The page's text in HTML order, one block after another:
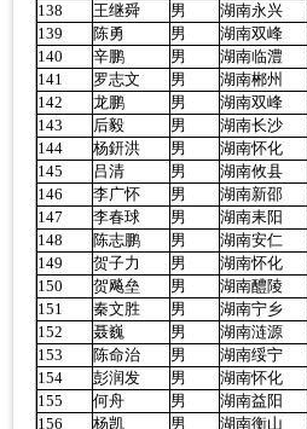
138
王继舜 男 湖南永兴
139
陈勇 男 湖南双峰
140
辛鹏 男 湖南临澧
141
罗志文 男 湖南郴州
142
龙鹏 男 湖南双峰
143
后毅 男 湖南长沙
144
杨鈃洪 男 湖南怀化
145
吕清 男 湖南攸县
146
李广怀 男 湖南新邵
147
李春球 男 湖南耒阳
148
陈志鹏 男 湖南安仁
149
贺子力 男 湖南怀化
150
贺飚垒 男 湖南醴陵
151
秦文胜 男 湖南宁乡
152
聂巍 男 湖南涟源
153
陈命治 男 湖南绥宁
154
彭润发 男 湖南怀化
155
何舟 男 湖南益阳
156
杨凯 男 湖南衡山